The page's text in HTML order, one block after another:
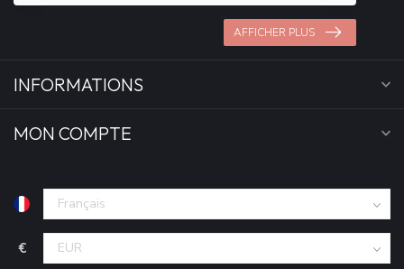
AFFICHER PLUS
INFORMATIONS
MON COMPTE
€